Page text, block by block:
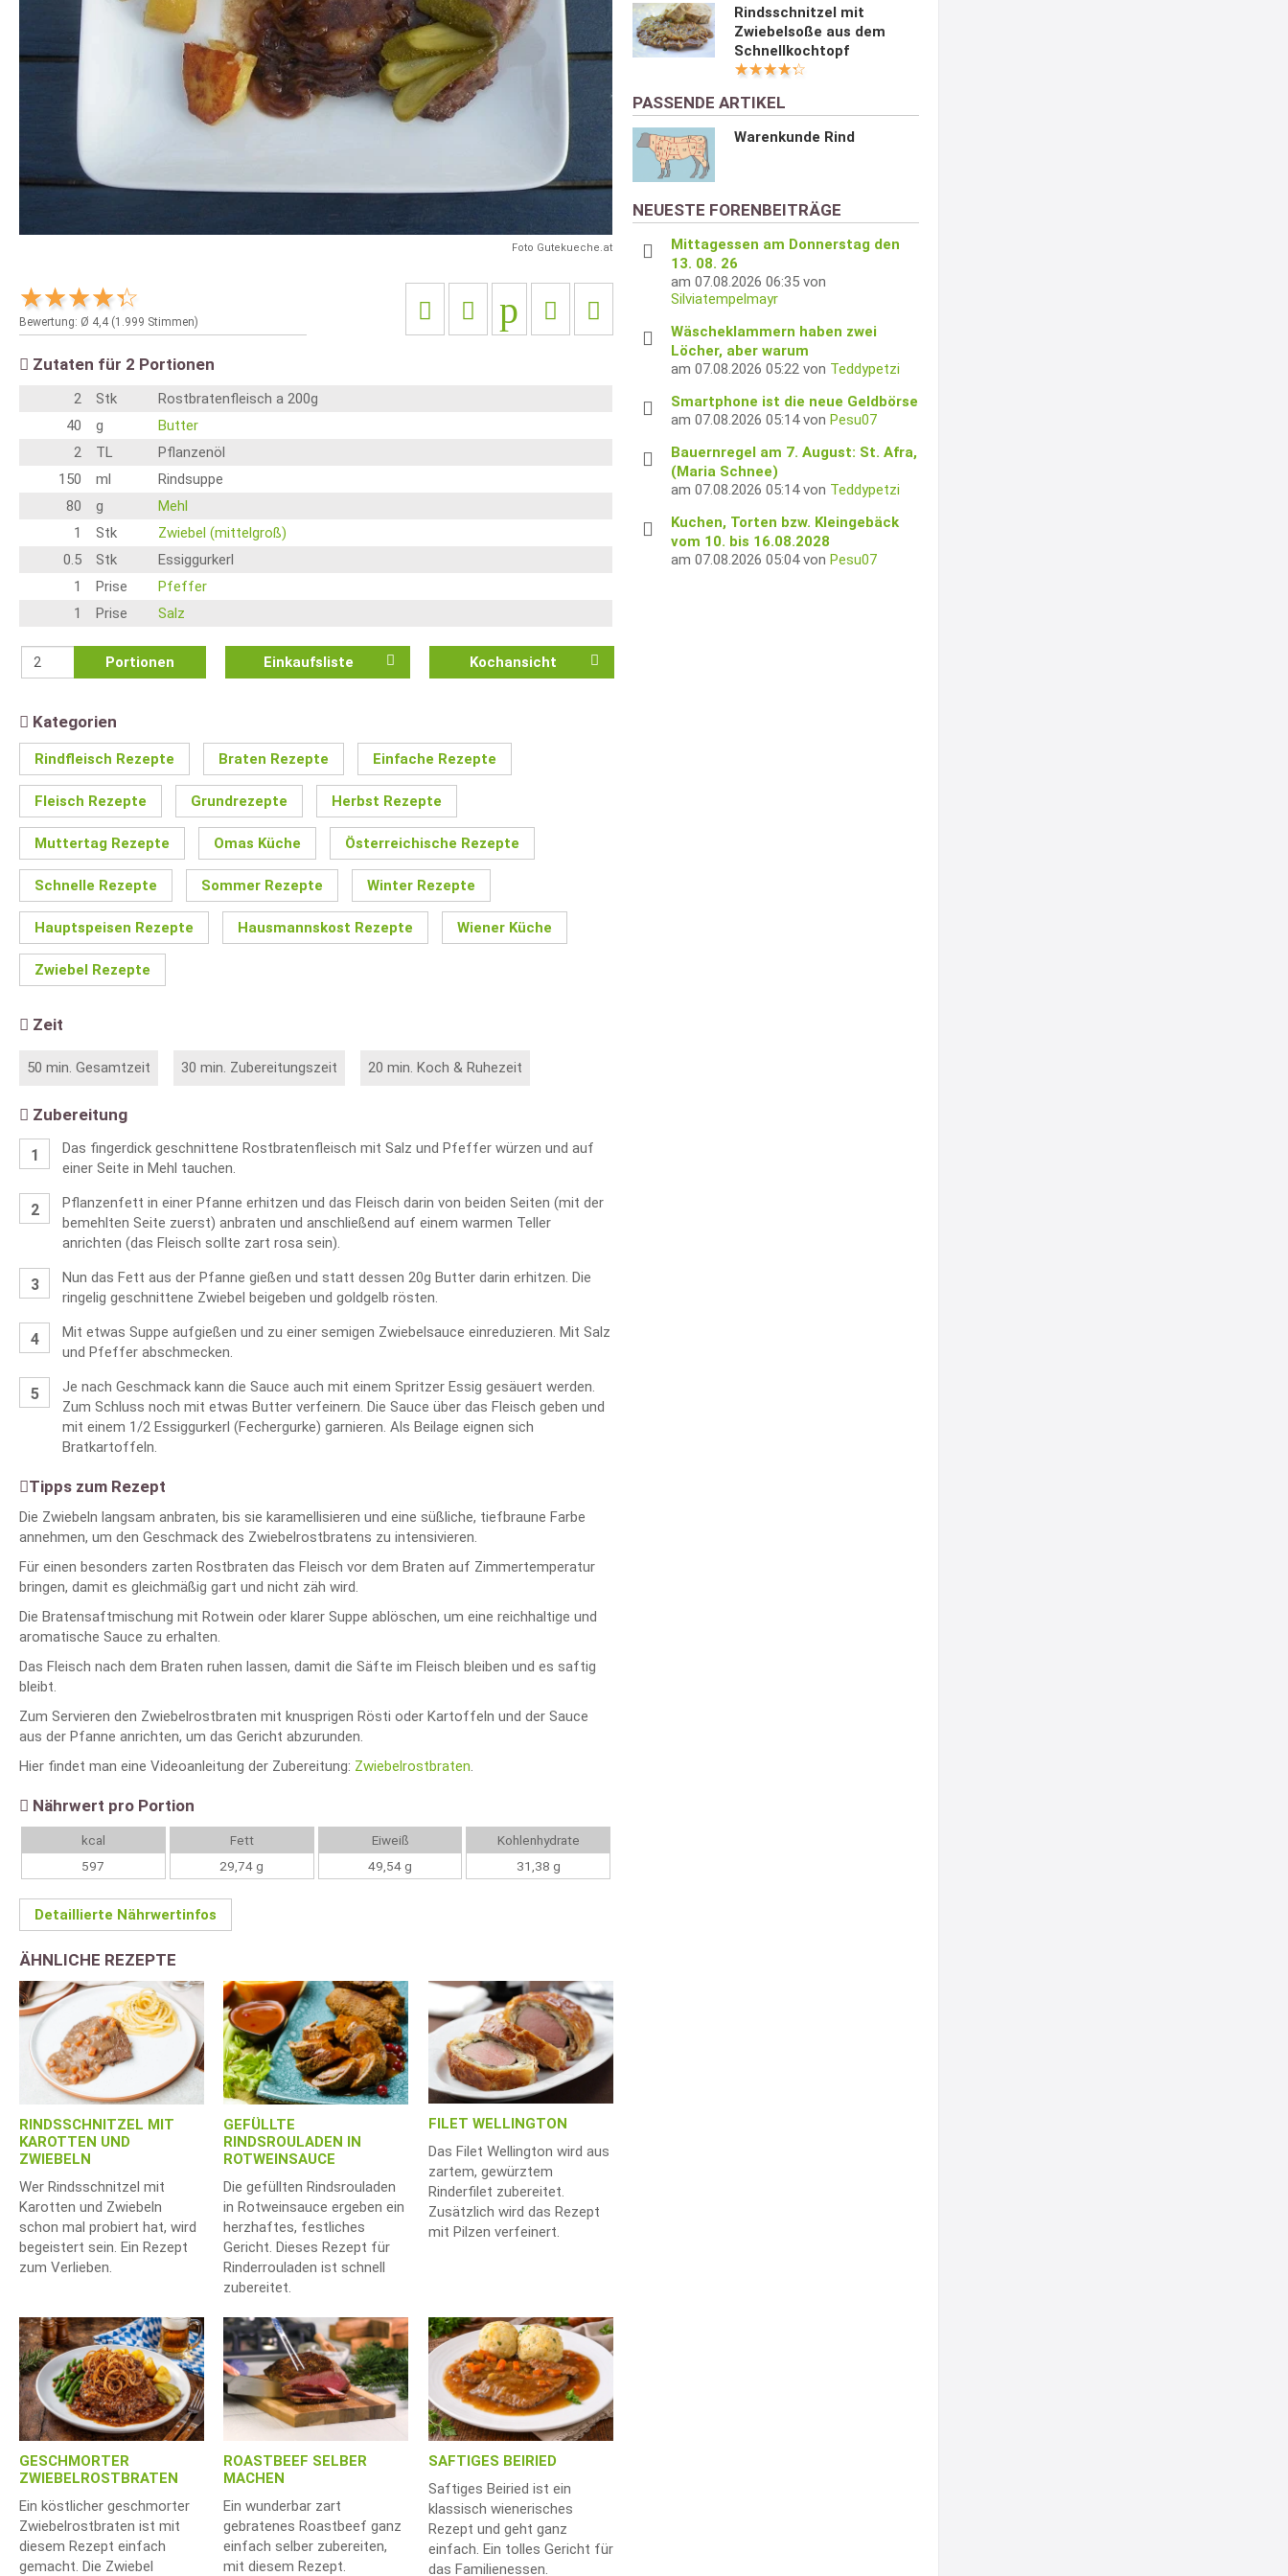
Foto Gutekueche.at
Bewertung: Ø 4,4 (1.999 Stimmen)
Zutaten für 2 Portionen
2 Stk
Rostbratenfleisch a 200g
40
g
Butter
2
TL
Pflanzenöl
150
ml
Rindsuppe
80
g
Mehl
1
Stk
Zwiebel (mittelgroß)
0.5
Stk
Essiggurkerl
1
Prise
Pfeffer
1
Prise Salz
Portionen Einkaufsliste Kochansicht
Kategorien
Rindfleisch Rezepte Braten Rezepte Einfache Rezepte
Fleisch Rezepte Grundrezepte Herbst Rezepte
Muttertag Rezepte Omas Küche Österreichische Rezepte
Schnelle Rezepte Sommer Rezepte Winter Rezepte
Hauptspeisen Rezepte Hausmannskost Rezepte Wiener Küche
Zwiebel Rezepte
Zeit
50 min. Gesamtzeit 30 min. Zubereitungszeit 20 min. Koch & Ruhezeit
Zubereitung
Das fingerdick geschnittene Rostbratenfleisch mit Salz und Pfeffer würzen und auf
einer Seite in Mehl tauchen.
Pflanzenfett in einer Pfanne erhitzen und das Fleisch darin von beiden Seiten (mit der
bemehlten Seite zuerst) anbraten und anschließend auf einem warmen Teller
anrichten (das Fleisch sollte zart rosa sein).
Nun das Fett aus der Pfanne gießen und statt dessen 20g Butter darin erhitzen. Die
ringelig geschnittene Zwiebel beigeben und goldgelb rösten.
Mit etwas Suppe aufgießen und zu einer semigen Zwiebelsauce einreduzieren. Mit Salz
und Pfeffer abschmecken.
Je nach Geschmack kann die Sauce auch mit einem Spritzer Essig gesäuert werden.
Zum Schluss noch mit etwas Butter verfeinern. Die Sauce über das Fleisch geben und
mit einem 1/2 Essiggurkerl (Fechergurke) garnieren. Als Beilage eignen sich
Bratkartoffeln.
Tipps zum Rezept
Die Zwiebeln langsam anbraten, bis sie karamellisieren und eine süßliche, tiefbraune Farbe
annehmen, um den Geschmack des Zwiebelrostbratens zu intensivieren.
Für einen besonders zarten Rostbraten das Fleisch vor dem Braten auf Zimmertemperatur
bringen, damit es gleichmäßig gart und nicht zäh wird.
Die Bratensaftmischung mit Rotwein oder klarer Suppe ablöschen, um eine reichhaltige und
aromatische Sauce zu erhalten.
Das Fleisch nach dem Braten ruhen lassen, damit die Säfte im Fleisch bleiben und es saftig
bleibt.
Zum Servieren den Zwiebelrostbraten mit knusprigen Rösti oder Kartoffeln und der Sauce
aus der Pfanne anrichten, um das Gericht abzurunden.
Hier findet man eine Videoanleitung der Zubereitung: Zwiebelrostbraten.
Nährwert pro Portion
kcal
597
Fett
29,74 g
Eiweiß
49,54 g
Kohlenhydrate
31,38 g
Detaillierte Nährwertinfos
ÄHNLICHE REZEPTE
RINDSSCHNITZEL MIT
KAROTTEN UND
ZWIEBELN
Wer Rindsschnitzel mit
Karotten und Zwiebeln
schon mal probiert hat, wird
begeistert sein. Ein Rezept
zum Verlieben.
GEFÜLLTE
RINDSROULADEN IN
ROTWEINSAUCE
Die gefüllten Rindsrouladen
in Rotweinsauce ergeben ein
herzhaftes, festliches
Gericht. Dieses Rezept für
Rinderrouladen ist schnell
zubereitet.
FILET WELLINGTON
Das Filet Wellington wird aus
zartem, gewürztem
Rinderfilet zubereitet.
Zusätzlich wird das Rezept
mit Pilzen verfeinert.
GESCHMORTER
ZWIEBELROSTBRATEN
Ein köstlicher geschmorter
Zwiebelrostbraten ist mit
diesem Rezept einfach
gemacht. Die Zwiebel
ROASTBEEF SELBER
MACHEN
Ein wunderbar zart
gebratenes Roastbeef ganz
einfach selber zubereiten,
mit diesem Rezept.
SAFTIGES BEIRIED
Saftiges Beiried ist ein
klassisch wienerisches
Rezept und geht ganz
einfach. Ein tolles Gericht für
das Familienessen.
Rindsschnitzel mit
Zwiebelsoße aus dem
Schnellkochtopf
PASSENDE ARTIKEL
Warenkunde Rind
NEUESTE FORENBEITRÄGE
Mittagessen am Donnerstag den
13. 08. 26
am 07.08.2026 06:35 von
Silviatempelmayr
Wäscheklammern haben zwei
Löcher, aber warum
am 07.08.2026 05:22 von Teddypetzi
Smartphone ist die neue Geldbörse
am 07.08.2026 05:14 von Pesu07
Bauernregel am 7. August: St. Afra,
(Maria Schnee)
am 07.08.2026 05:14 von Teddypetzi
Kuchen, Torten bzw. Kleingebäck
vom 10. bis 16.08.2028
am 07.08.2026 05:04 von Pesu07